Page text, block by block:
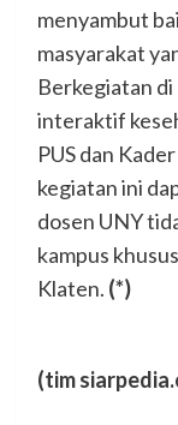
menyambut
masyarakat
Berkegiatan
interaktif
PUS dan
kegiatan ini
dosen UNY
kampus
Klaten. (*)
(tim